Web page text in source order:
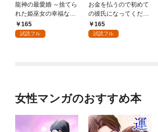
龍神の最愛婚 ～捨てら
れた姫巫女の幸福な嫁
入り～: 1
165
試読フル
お金を払うので初めて
の彼氏になってくださ
い: 1
165
試読フル
女性マンガのおすすめ本